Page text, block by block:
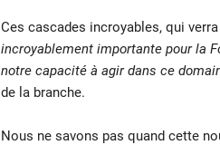
Ces cascades incroyables, qui
incroyablement importante pour la
notre capacité à agir dans ce
de la branche.
Nous ne savons pas quand cette